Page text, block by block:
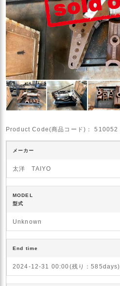
Product Code(商品コード)： 510052
メーカー
太洋 TAIYO
MODEL
型式
Unknown
End time
2024-12-31 00:00(残り：585days)